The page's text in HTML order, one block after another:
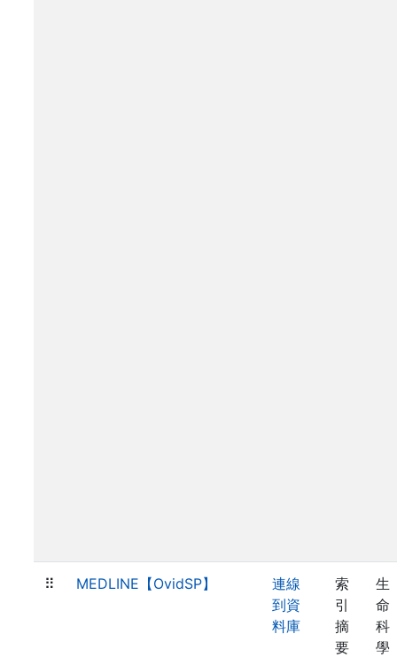
⠿ MEDLINE【OvidSP】
連線
到資
料庫
索
引
摘
要
生
命
科
學